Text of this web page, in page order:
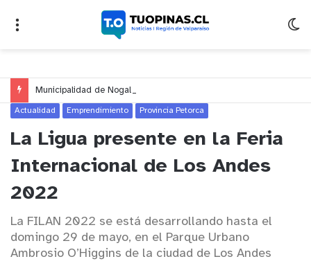
Actualidad Emprendimiento Provincia Petorca
La Ligua presente en la Feria
Internacional de Los Andes
2022
La FILAN 2022 se está desarrollando hasta el
domingo 29 de mayo, en el Parque Urbano
Ambrosio O’Higgins de la ciudad de Los Andes